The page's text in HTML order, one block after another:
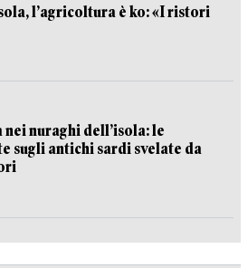
l’agricoltura è ko: «I ristori
nuraghi dell’isola: le
sugli antichi sardi svelate da